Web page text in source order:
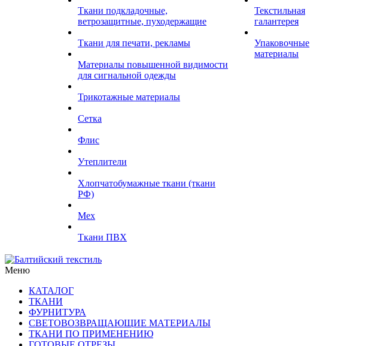
Ткани подкладочные,
ветрозащитные, пуходержащие
Ткани для печати, рекламы
Материалы повышенной видимости
для сигнальной одежды
Трикотажные материалы
Сетка
Флис
Утеплители
Хлопчатобумажные ткани (ткани
РФ)
Мех
Ткани ПВХ
Текстильная
галантерея
Упаковочные
материалы
Меню
КАТАЛОГ
ТКАНИ
ФУРНИТУРА
СВЕТОВОЗВРАЩАЮЩИЕ МАТЕРИАЛЫ
ТКАНИ ПО ПРИМЕНЕНИЮ